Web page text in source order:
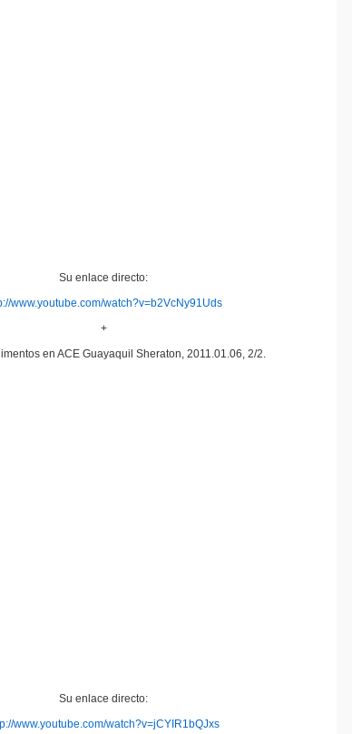
Su enlace directo:
www.youtube.com/watch?v=b2VcNy91Uds
+
en ACE Guayaquil Sheraton, 2011.01.06, 2/2.
Su enlace directo:
www.youtube.com/watch?v=jCYIR1bQJxs